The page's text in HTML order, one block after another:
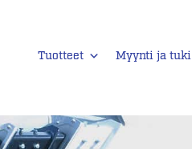
Tuotteet Myynti ja tuki